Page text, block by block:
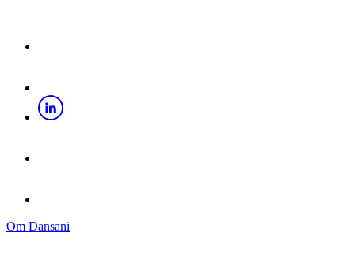
Om Dansani